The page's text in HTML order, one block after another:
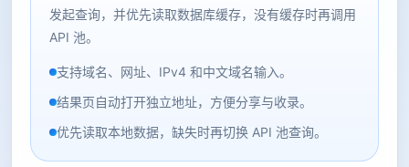
发起查询，并优先读取数据库缓存，没有缓存时再调用
API 池。
支持域名、网址、IPv4 和中文域名输入。
结果页自动打开独立地址，方便分享与收录。
优先读取本地数据，缺失时再切换 API 池查询。